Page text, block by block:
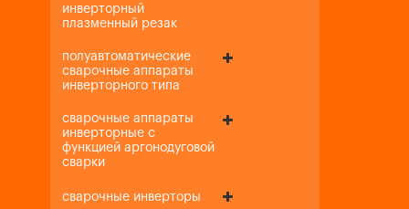
инверторный
плазменный резак
полуавтоматические
сварочные аппараты
инверторного типа
сварочные аппараты
инверторные с
функцией аргонодуговой
сварки
сварочные инверторы